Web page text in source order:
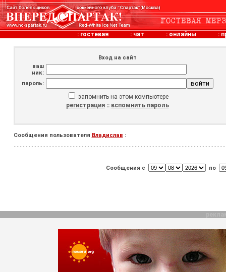
: гостевая : чат : онлайны :
Вход на сайт
ваш
ник:
пароль:
запомнить на этом компьютере
регистрация:: вспомнить пароль
Сообщения пользователя Владислав :
Сообщения с по